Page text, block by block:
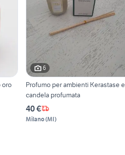
oro
6
Profumo per ambienti Kerastase e
candela profumata
40 €
Milano(MI)